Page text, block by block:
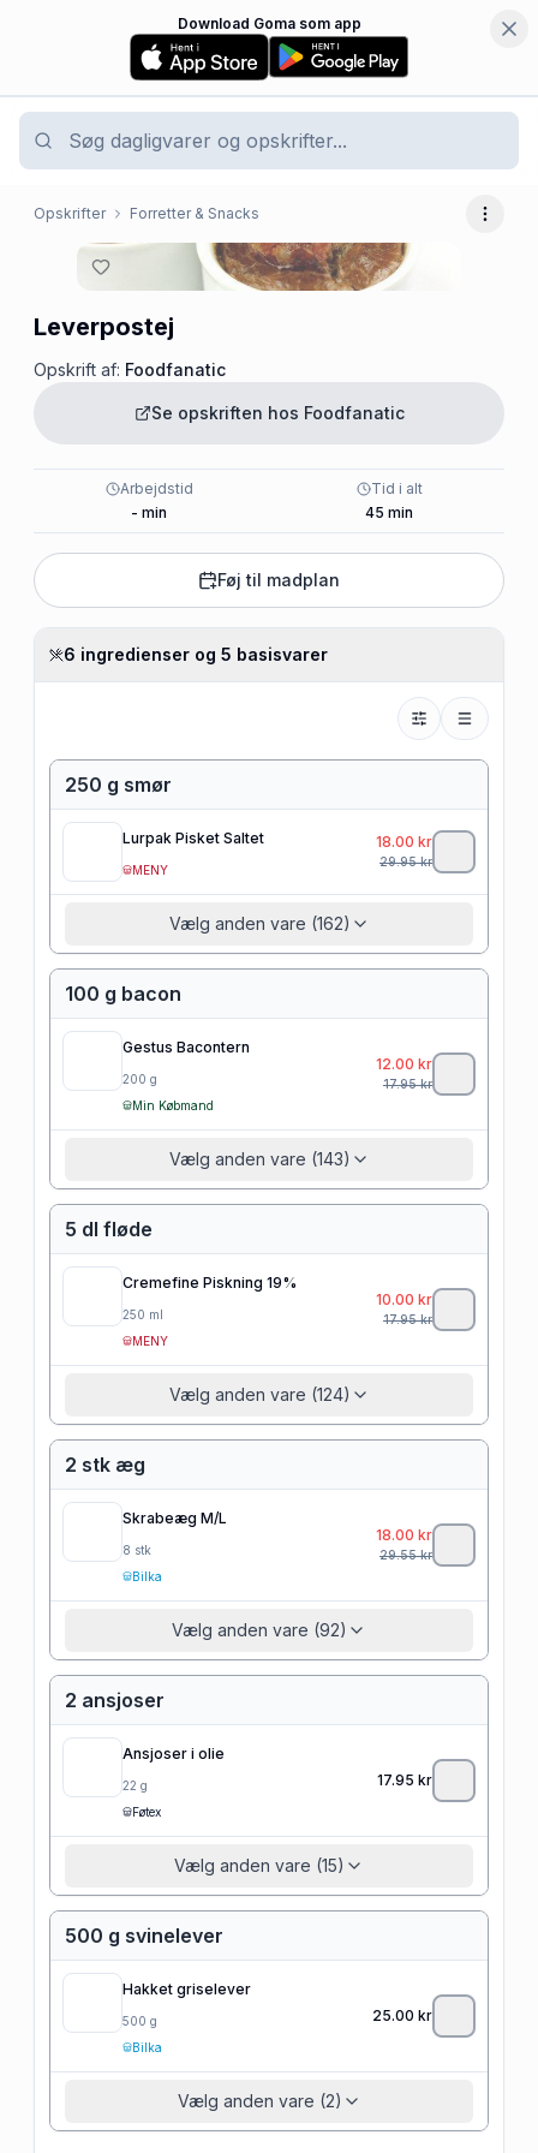
Download Goma som app
Opskrifter Forretter & Snacks Flere
Leverpostej
Opskrift af: Foodfanatic
Se opskriften hos Foodfanatic
Arbejdstid
- min
Tid i alt
45 min
Føj til madplan
6 ingredienser og 5 basisvarer
250 g smør
Lurpak Pisket Saltet
MENY
18.00 kr
29.95kr
Vælg anden vare (162)
100 g bacon
Gestus Bacontern
200 g
Min Købmand
12.00 kr
17.95kr
Vælg anden vare (143)
5 dl fløde
Cremefine Piskning 19%
250 ml
MENY
10.00 kr
17.95kr
Vælg anden vare (124)
2 stk æg
Skrabeæg M/L
8 stk
Bilka
18.00 kr
29.55kr
Vælg anden vare (92)
2 ansjoser
Ansjoser i olie
22 g
Føtex
17.95 kr
Vælg anden vare (15)
500 g svinelever
Hakket griselever
500 g
Bilka
25.00 kr
Vælg anden vare (2)